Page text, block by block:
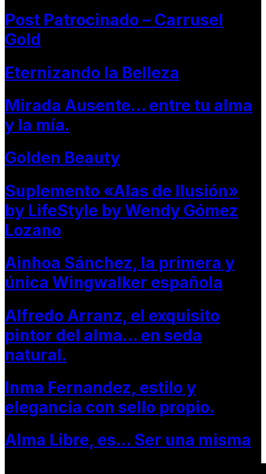
Post Patrocinado – Carrusel
Gold
Eternizando la Belleza
Mirada Ausente… entre tu alma
y la mía.
Golden Beauty
Suplemento «Alas de Ilusión»
by LifeStyle by Wendy Gómez
Lozano
Ainhoa Sánchez, la primera y
única Wingwalker española
Alfredo Arranz, el exquisito
pintor del alma… en seda
natural.
Inma Fernandez, estilo y
elegancia con sello propio.
Alma Libre, es… Ser una misma